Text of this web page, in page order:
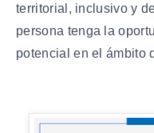
territorial, inclusivo y
persona tenga la
potencial en el ámbito